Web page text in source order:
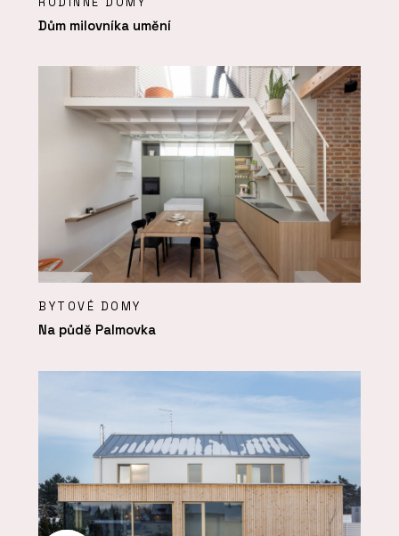
Dům milovníka umění
BYTOVÉ DOMY
Na půdě Palmovka